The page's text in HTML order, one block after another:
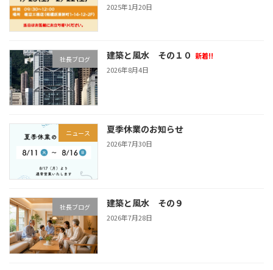
2025年1月20日
社長ブログ 建築と風水 その１０ 新着!!
2026年8月4日
ニュース 夏季休業のお知らせ
2026年7月30日
社長ブログ 建築と風水 その９
2026年7月28日